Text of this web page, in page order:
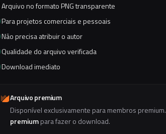
Arquivo no formato PNG transparente
Para projetos comerciais e pessoais
Não precisa atribuir o autor
Qualidade do arquivo verificada
Download imediato
Arquivo premium
Disponível exclusivamente para membros premium.
premiumpara fazer o download.